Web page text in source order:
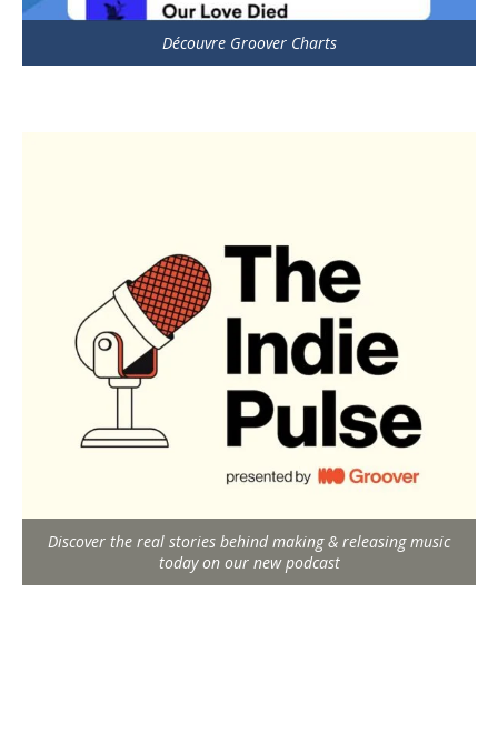
Découvre Groover Charts
Discover the real stories behind making & releasing music
today on our new podcast